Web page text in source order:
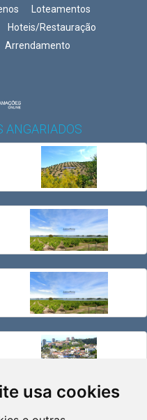
usa cookies
Loteamentos
Hoteis/Restauração
Arrendamento
ANGARIADOS